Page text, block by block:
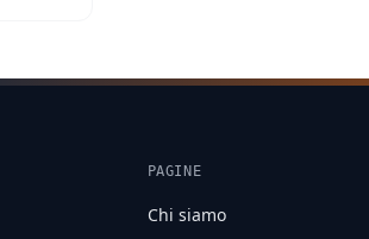
PAGINE
Chi siamo